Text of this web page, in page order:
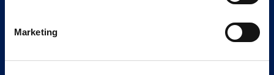
Marketing